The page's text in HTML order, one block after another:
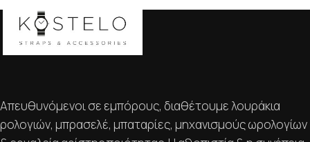
Απευθυνόμενοι σε εμπόρους, διαθέτουμε λουράκια
ρολογιών, μπρασελέ, μπαταρίες, μηχανισμούς ωρολογίων